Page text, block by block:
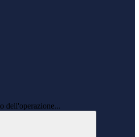
dell'operazione...